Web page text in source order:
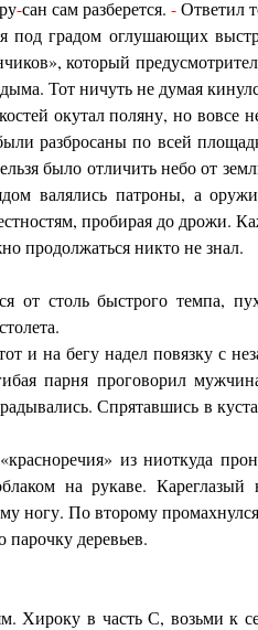
-сан сам разберется. -Ответил
под градом оглушающих
который
Тот ничуть не думая
окутал поляну, но вовсе
разбросаны по всей
было отличить небо от
валялись патроны, а
пробирая до дрожи.
продолжаться никто не знал.
от столь быстрого темпа,
и на бегу надел повязку с
парня проговорил
Спрятавшись в
из ниоткуда
на рукаве. Кареглазый
ногу. По второму
деревьев.
Хироку в часть С, возьми к